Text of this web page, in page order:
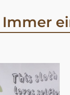
Immer